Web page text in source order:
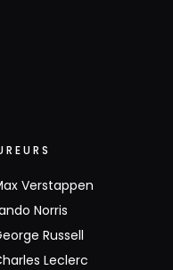
Verstappen
Norris
Russell
Leclerc